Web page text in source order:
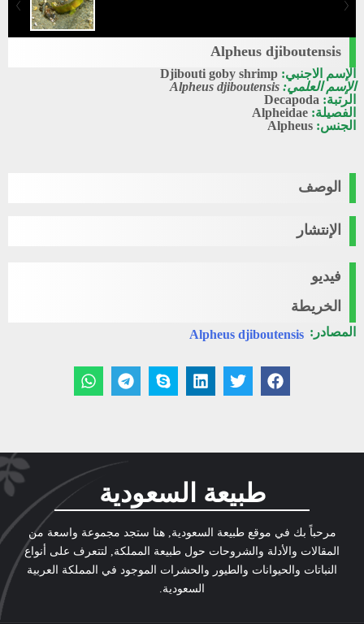
Alpheus djiboutensis
الإسم الاجنبي: Djibouti goby shrimp
الإسم العلمي: Alpheus djiboutensis
الرتبة: Decapoda
الفصيلة: Alpheidae
الجنس: Alpheus
الوصف
الإنتشار
فيديو
الخريطة
المصادر: Alpheus djiboutensis
طبيعة السعودية
مرحباً بك في موقع طبيعة السعودية, هنا ستجد مجموعة واسعة من
المقالات والأدلة والشروحات حول طبيعة المملكة, لتتعرف على أنواع
النباتات والحيوانات والطيور والحشرات الموجود في المملكة العربية
السعودية.